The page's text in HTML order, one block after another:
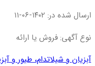
ارسال شده در: ۱۴۰۲-۰۶-۱۱
نوع آگهی: فروش یا ارائه
آبزیان و شیلاتدام، طیور و